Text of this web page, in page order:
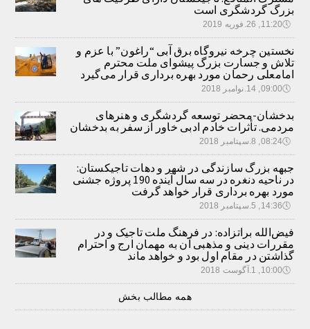
بزرگ گردشگری است
🕔11:20, 26.فوریه 2019
نخستین چرخه نیروگاه برق آبی “راغون” با عزم و
تلاش و جسارت بزرگ پیشوای ملت محترم
امامعلی رحمان مورد بهره برداری قرار می‌گیرد
🕔09:00, 14.نوامبر 2018
بدخشان-محضر توسعه گردشگری و هنرهای
مردمی. تأثرات خادم ادبی خاور از سفر به بدخشان
🕔08:24, 8.سپتامبر 2018
جبهه بزرگ سازندگی در شهر و دهات تاجیکستان:
در ناحیه دنغره در سه سال آینده 190 پروژه جشنی
مورد بهره برداری قرار خواهد گرفت
🕔14:36, 5.سپتامبر 2018
فیض‌الله براتزاده: در فرهنگ ملت تاجیک و در
مقررات دینی و مذهبی آن به مهمان ارج و احترام
گذاشتن در مقام اول بود و خواهد ماند
🕔10:00, 1.آگوست 2018
همه مطالب بخش